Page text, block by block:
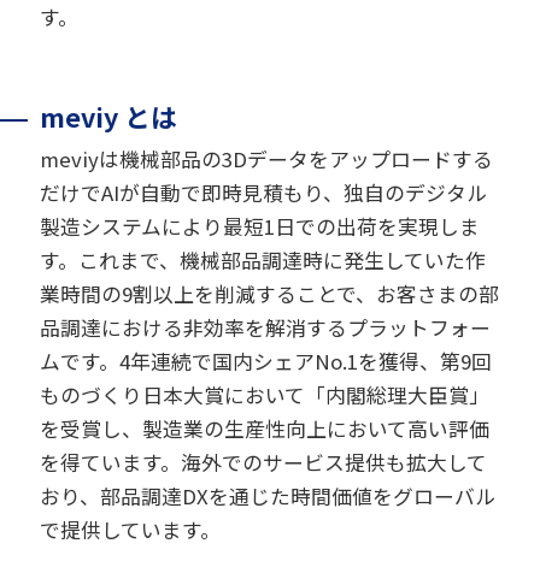
す。
meviy とは
meviyは機械部品の3Dデータをアップロードする
だけでAIが自動で即時見積もり、独自のデジタル
製造システムにより最短1日での出荷を実現しま
す。これまで、機械部品調達時に発生していた作
業時間の9割以上を削減することで、お客さまの部
品調達における非効率を解消するプラットフォー
ムです。4年連続で国内シェアNo.1を獲得、第9回
ものづくり日本大賞において「内閣総理大臣賞」
を受賞し、製造業の生産性向上において高い評価
を得ています。海外でのサービス提供も拡大して
おり、部品調達DXを通じた時間価値をグローバル
で提供しています。